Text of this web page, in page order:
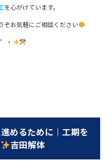
を心がけています。
ぞお気軽にご相談ください
・
めるために｜工期を
吉田解体